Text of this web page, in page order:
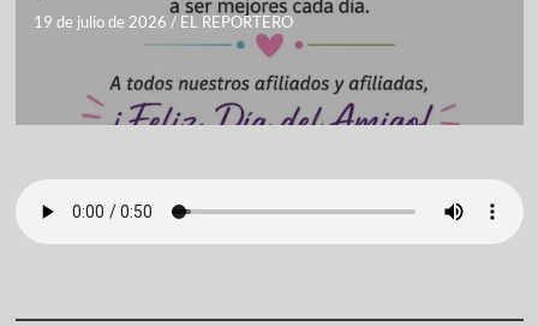
19 de julio de 2026 / EL REPORTERO